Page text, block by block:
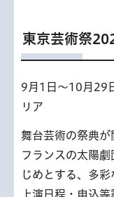
東京芸術祭
9月1日〜10月29
リア
舞台芸術の祭典が
フランスの太陽
じめとする、多彩
上演日程・申込等